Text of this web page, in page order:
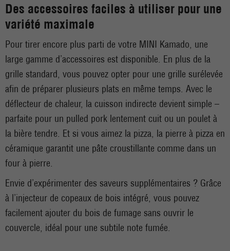
Des accessoires faciles à utiliser pour une
variété maximale
Pour tirer encore plus parti de votre MINI Kamado, une
large gamme d’accessoires est disponible. En plus de la
grille standard, vous pouvez opter pour une grille surélevée
afin de préparer plusieurs plats en même temps. Avec le
déflecteur de chaleur, la cuisson indirecte devient simple –
parfaite pour un pulled pork lentement cuit ou un poulet à
la bière tendre. Et si vous aimez la pizza, la pierre à pizza en
céramique garantit une pâte croustillante comme dans un
four à pierre.
Envie d’expérimenter des saveurs supplémentaires ? Grâce
à l’injecteur de copeaux de bois intégré, vous pouvez
facilement ajouter du bois de fumage sans ouvrir le
couvercle, idéal pour une subtile note fumée.